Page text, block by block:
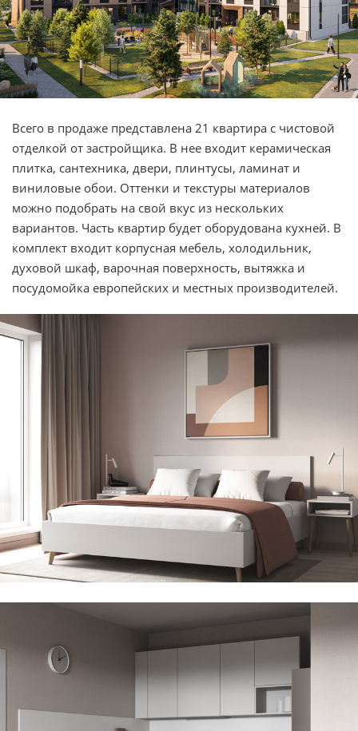
Всего в продаже представлена 21 квартира с чистовой
отделкой от застройщика. В нее входит керамическая
плитка, сантехника, двери, плинтусы, ламинат и
виниловые обои. Оттенки и текстуры материалов
можно подобрать на свой вкус из нескольких
вариантов. Часть квартир будет оборудована кухней. В
комплект входит корпусная мебель, холодильник,
духовой шкаф, варочная поверхность, вытяжка и
посудомойка европейских и местных производителей.